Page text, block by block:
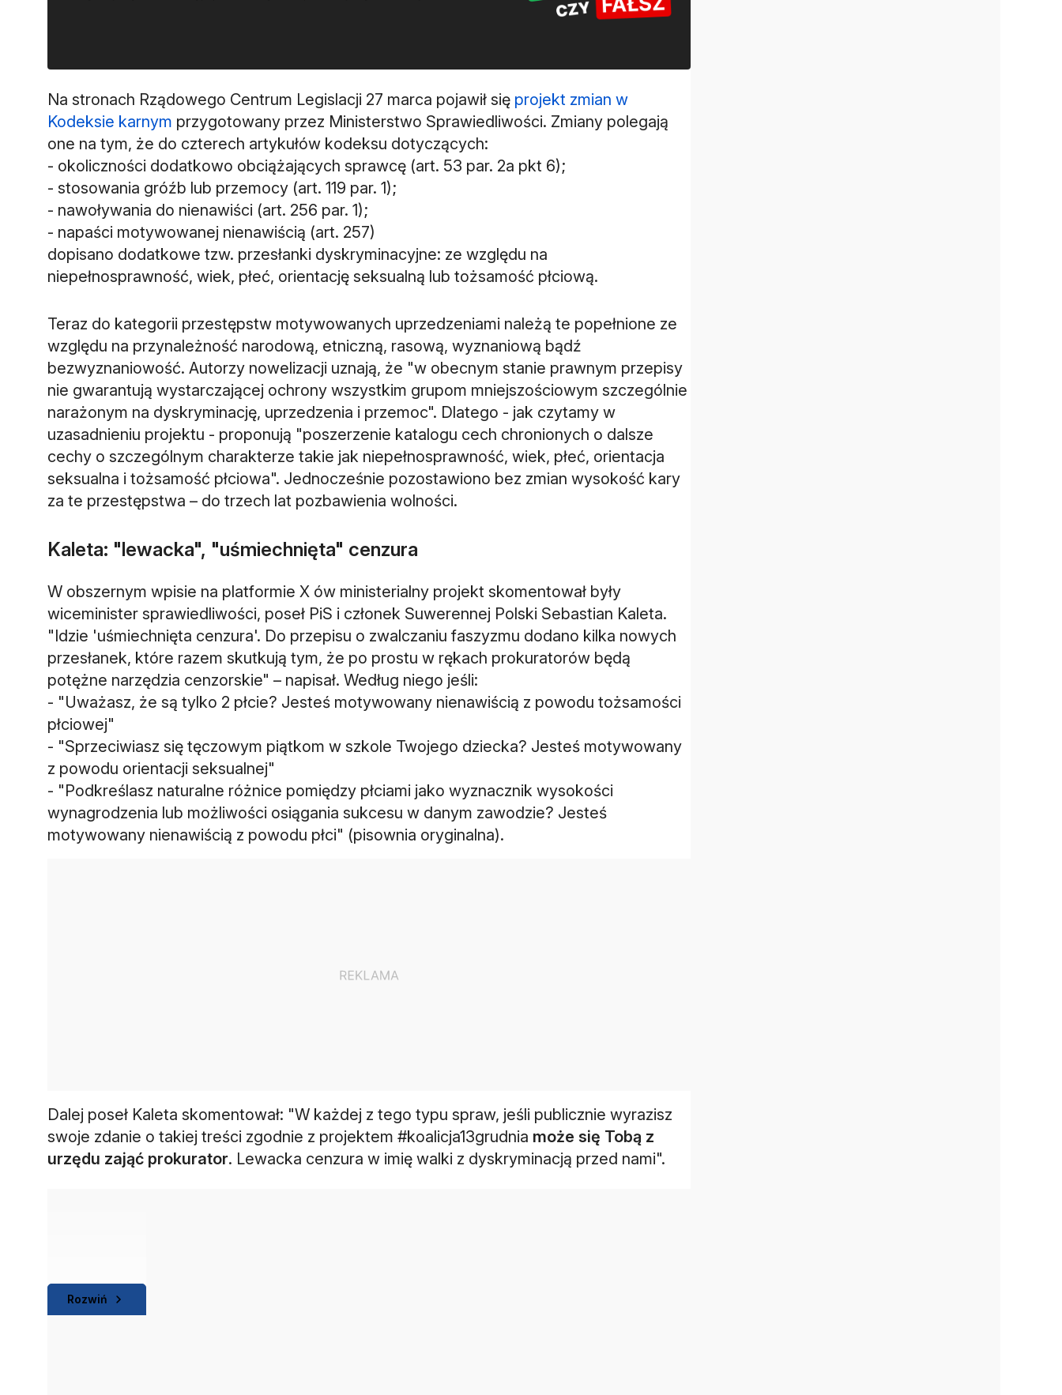
Na stronach Rządowego Centrum Legislacji 27 marca pojawił się projekt zmian w
Kodeksie karnym przygotowany przez Ministerstwo Sprawiedliwości. Zmiany polegają
one na tym, że do czterech artykułów kodeksu dotyczących:
- okoliczności dodatkowo obciążających sprawcę (art. 53 par. 2a pkt 6);
- stosowania gróźb lub przemocy (art. 119 par. 1);
- nawoływania do nienawiści (art. 256 par. 1);
- napaści motywowanej nienawiścią (art. 257)
dopisano dodatkowe tzw. przesłanki dyskryminacyjne: ze względu na
niepełnosprawność, wiek, płeć, orientację seksualną lub tożsamość płciową.
Teraz do kategorii przestępstw motywowanych uprzedzeniami należą te popełnione ze
względu na przynależność narodową, etniczną, rasową, wyznaniową bądź
bezwyznaniowość. Autorzy nowelizacji uznają, że "w obecnym stanie prawnym przepisy
nie gwarantują wystarczającej ochrony wszystkim grupom mniejszościowym szczególnie
narażonym na dyskryminację, uprzedzenia i przemoc". Dlatego - jak czytamy w
uzasadnieniu projektu - proponują "poszerzenie katalogu cech chronionych o dalsze
cechy o szczególnym charakterze takie jak niepełnosprawność, wiek, płeć, orientacja
seksualna i tożsamość płciowa". Jednocześnie pozostawiono bez zmian wysokość kary
za te przestępstwa – do trzech lat pozbawienia wolności.
Kaleta: "lewacka", "uśmiechnięta" cenzura
W obszernym wpisie na platformie X ów ministerialny projekt skomentował były
wiceminister sprawiedliwości, poseł PiS i członek Suwerennej Polski Sebastian Kaleta.
"Idzie 'uśmiechnięta cenzura'. Do przepisu o zwalczaniu faszyzmu dodano kilka nowych
przesłanek, które razem skutkują tym, że po prostu w rękach prokuratorów będą
potężne narzędzia cenzorskie" – napisał. Według niego jeśli:
- "Uważasz, że są tylko 2 płcie? Jesteś motywowany nienawiścią z powodu tożsamości
płciowej"
- "Sprzeciwiasz się tęczowym piątkom w szkole Twojego dziecka? Jesteś motywowany
z powodu orientacji seksualnej"
- "Podkreślasz naturalne różnice pomiędzy płciami jako wyznacznik wysokości
wynagrodzenia lub możliwości osiągania sukcesu w danym zawodzie? Jesteś
motywowany nienawiścią z powodu płci" (pisownia oryginalna).
Dalej poseł Kaleta skomentował: "W każdej z tego typu spraw, jeśli publicznie wyrazisz
swoje zdanie o takiej treści zgodnie z projektem #koalicja13grudnia może się Tobą z
urzędu zająć prokurator. Lewacka cenzura w imię walki z dyskryminacją przed nami".
Rozwiń